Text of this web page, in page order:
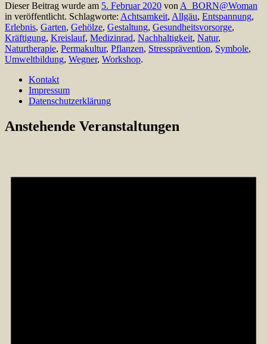
Dieser Beitrag wurde am 5. Februar 2020 von A_BORN@Woman
in veröffentlicht. Schlagworte: Achtsamkeit, Allgäu, Entspannung,
Erlebnis, Garten, Gehölze, Gestaltung, Gesundheitsvorsorge,
Kräftigung, Kreislauf, Medizinrad, Nachhaltigkeit, Natur,
Naturtherapie, Permakultur, Pflanzen, Stressprävention, Symbole,
Umweltbildung, Wegner, Workshop.
Kontakt
Impressum
Datenschutzerklärung
Anstehende Veranstaltungen